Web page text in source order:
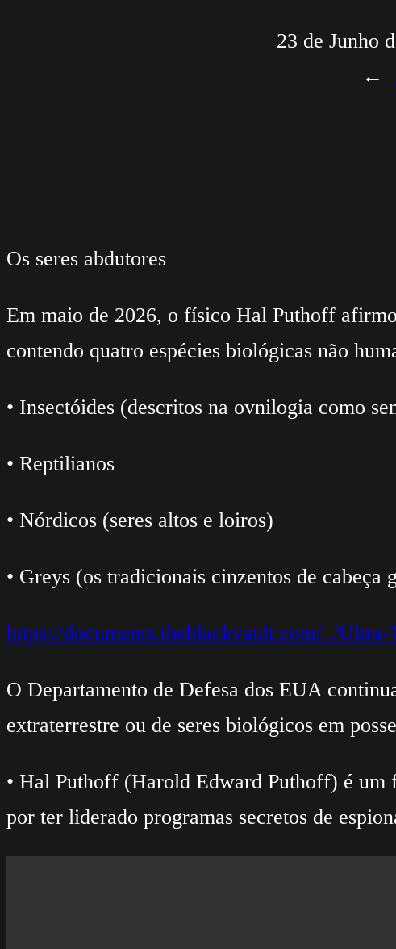
23 de Junho
←
Os seres abdutores
Em maio de 2026, o físico Hal Puthoff
contendo quatro espécies biológicas não
• Insectóides (descritos na ovnilogia como
• Reptilianos
• Nórdicos (seres altos e loiros)
• Greys (os tradicionais cinzentos de cabeça
https://documents.theblackvault.com/../Ultra-
O Departamento de Defesa dos EUA
extraterrestre ou de seres biológicos em
• Hal Puthoff (Harold Edward Puthoff) é um
por ter liderado programas secretos de